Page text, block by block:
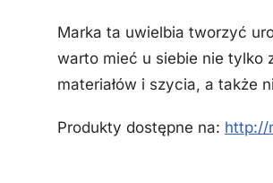
Marka ta uwielbia tworzyć
warto mieć u siebie nie tylko
materiałów i szycia, a także
Produkty dostępne na: http://